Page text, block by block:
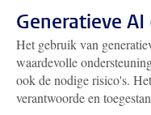
Generatieve
Het gebruik van
waardevolle
ook de nodige risico's.
verantwoorde en